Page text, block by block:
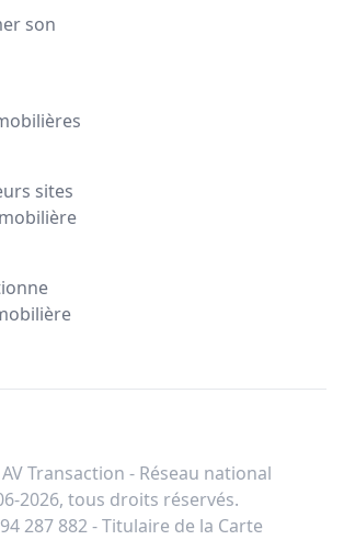
son
sites
Transaction - Réseau national
2026, tous droits réservés.
287 882 - Titulaire de la Carte